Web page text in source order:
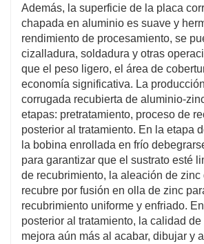
Además, la superficie de la placa
chapada en aluminio es suave y
rendimiento de procesamiento, se
cizalladura, soldadura y otras
que el peso ligero, el área de
economía significativa. La
corrugada recubierta de aluminio-
etapas: pretratamiento, proceso de
posterior al tratamiento. En la etapa
la bobina enrollada en frío
para garantizar que el sustrato esté
de recubrimiento, la aleación de
recubre por fusión en olla de zinc
recubrimiento uniforme y enfriado.
posterior al tratamiento, la calidad
mejora aún más al acabar, dibujar y